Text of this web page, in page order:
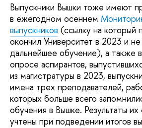
Выпускники Вышки тоже имеют
в ежегодном осеннем
выпускников (ссылку на который
окончил Университет в 2023 и
дальнейшее обучение), а также
опросе аспирантов,
из магистратуры в 2023,
имена трех преподавателей,
которых больше всего
обучения в Вышке. Результаты
учтены при подведении итогов